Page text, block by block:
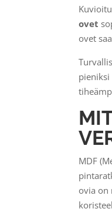
ovet
ovet
MDF
ovia on